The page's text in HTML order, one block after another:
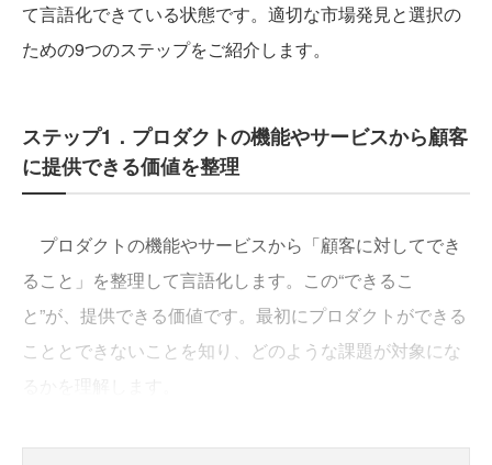
て言語化できている状態です。適切な市場発見と選択の
ための9つのステップをご紹介します。
ステップ1．プロダクトの機能やサービスから顧客
に提供できる価値を整理
プロダクトの機能やサービスから「顧客に対してでき
ること」を整理して言語化します。この“できるこ
と”が、提供できる価値です。最初にプロダクトができる
こととできないことを知り、どのような課題が対象にな